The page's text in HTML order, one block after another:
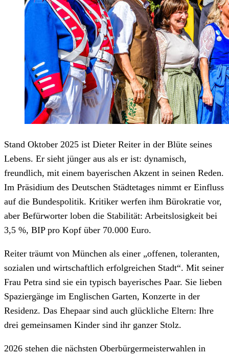
Stand Oktober 2025 ist Dieter Reiter in der Blüte seines
Lebens. Er sieht jünger aus als er ist: dynamisch,
freundlich, mit einem bayerischen Akzent in seinen Reden.
Im Präsidium des Deutschen Städtetages nimmt er Einfluss
auf die Bundespolitik. Kritiker werfen ihm Bürokratie vor,
aber Befürworter loben die Stabilität: Arbeitslosigkeit bei
3,5 %, BIP pro Kopf über 70.000 Euro.
Reiter träumt von München als einer „offenen, toleranten,
sozialen und wirtschaftlich erfolgreichen Stadt“. Mit seiner
Frau Petra sind sie ein typisch bayerisches Paar. Sie lieben
Spaziergänge im Englischen Garten, Konzerte in der
Residenz. Das Ehepaar sind auch glückliche Eltern: Ihre
drei gemeinsamen Kinder sind ihr ganzer Stolz.
2026 stehen die nächsten Oberbürgermeisterwahlen in